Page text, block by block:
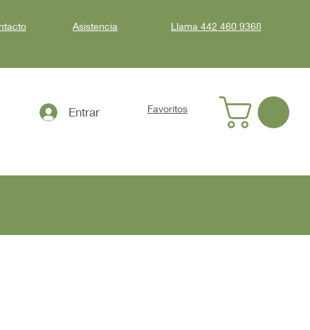
Asistencia Llama 442 460 9368
Entrar Favoritos